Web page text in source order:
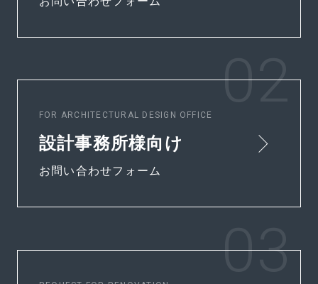
FOR ARCHITECTURAL DESIGN OFFICE
設計事務所様向け
お問い合わせフォーム